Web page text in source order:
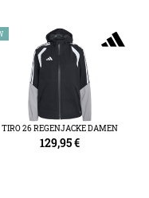
TIRO 26 REGENJACKE DAMEN
129,95€